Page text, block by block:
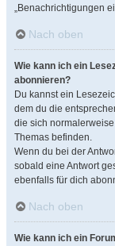
„Benachrichtigungen
Nach oben
Wie kann ich ein
abonnieren?
Du kannst ein
dem du die
die sich
Themas befinden.
Wenn du bei der
sobald eine Antwort
ebenfalls für dich
Nach oben
Wie kann ich ein